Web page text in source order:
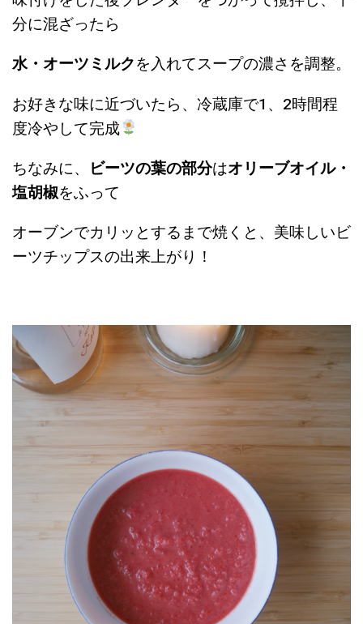
分に混ざったら
水・オーツミルクを入れてスープの濃さを調整。
お好きな味に近づいたら、冷蔵庫で1、2時間程
度冷やして完成
ちなみに、 ビーツの葉の部分はオリーブオイル・
塩胡椒をふって
オーブンでカリッとするまで焼くと、美味しいビ
ーツチップスの出来上がり！